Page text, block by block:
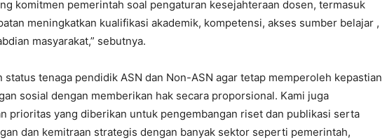
komitmen pemerintah soal pengaturan kesejahteraan dosen, termasuk
meningkatkan kualifikasi akademik, kompetensi, akses sumber belajar ,
masyarakat,” sebutnya.
status tenaga pendidik ASN dan Non-ASN agar tetap memperoleh kepastian
sosial dengan memberikan hak secara proporsional. Kami juga
prioritas yang diberikan untuk pengembangan riset dan publikasi serta
dan kemitraan strategis dengan banyak sektor seperti pemerintah,